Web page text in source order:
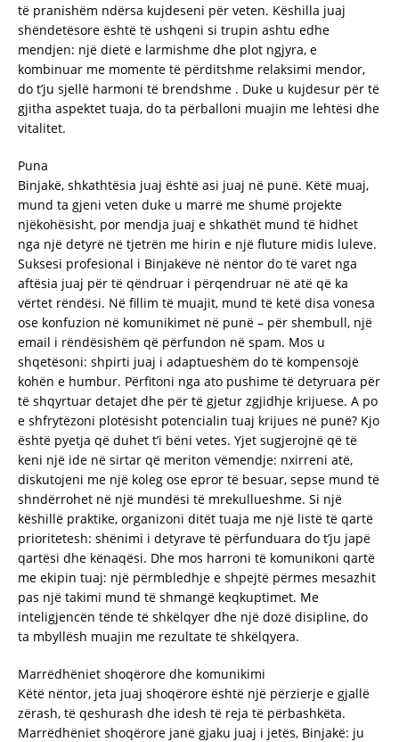
të pranishëm ndërsa kujdeseni për veten. Këshilla juaj
shëndetësore është të ushqeni si trupin ashtu edhe
mendjen: një dietë e larmishme dhe plot ngjyra, e
kombinuar me momente të përditshme relaksimi mendor,
do t’ju sjellë harmoni të brendshme . Duke u kujdesur për të
gjitha aspektet tuaja, do ta përballoni muajin me lehtësi dhe
vitalitet.
Puna
Binjakë, shkathtësia juaj është asi juaj në punë. Këtë muaj,
mund ta gjeni veten duke u marrë me shumë projekte
njëkohësisht, por mendja juaj e shkathët mund të hidhet
nga një detyrë në tjetrën me hirin e një fluture midis luleve.
Suksesi profesional i Binjakëve në nëntor do të varet nga
aftësia juaj për të qëndruar i përqendruar në atë që ka
vërtet rëndësi. Në fillim të muajit, mund të ketë disa vonesa
ose konfuzion në komunikimet në punë – për shembull, një
email i rëndësishëm që përfundon në spam. Mos u
shqetësoni: shpirti juaj i adaptueshëm do të kompensojë
kohën e humbur. Përfitoni nga ato pushime të detyruara për
të shqyrtuar detajet dhe për të gjetur zgjidhje krijuese. A po
e shfrytëzoni plotësisht potencialin tuaj krijues në punë? Kjo
është pyetja që duhet t’i bëni vetes. Yjet sugjerojnë që të
keni një ide në sirtar që meriton vëmendje: nxirreni atë,
diskutojeni me një koleg ose epror të besuar, sepse mund të
shndërrohet në një mundësi të mrekullueshme. Si një
këshillë praktike, organizoni ditët tuaja me një listë të qartë
prioritetesh: shënimi i detyrave të përfunduara do t’ju japë
qartësi dhe kënaqësi. Dhe mos harroni të komunikoni qartë
me ekipin tuaj: një përmbledhje e shpejtë përmes mesazhit
pas një takimi mund të shmangë keqkuptimet. Me
inteligjencën tënde të shkëlqyer dhe një dozë disipline, do
ta mbyllësh muajin me rezultate të shkëlqyera.
Marrëdhëniet shoqërore dhe komunikimi
Këtë nëntor, jeta juaj shoqërore është një përzierje e gjallë
zërash, të qeshurash dhe idesh të reja të përbashkëta.
Marrëdhëniet shoqërore janë gjaku juaj i jetës, Binjakë: ju